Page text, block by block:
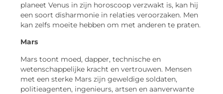
planeet Venus in zijn horoscoop verzwakt is, kan hij
een soort disharmonie in relaties veroorzaken. Men
kan zelfs moeite hebben om met anderen te praten.
Mars
Mars toont moed, dapper, technische en
wetenschappelijke kracht en vertrouwen. Mensen
met een sterke Mars zijn geweldige soldaten,
politieagenten, ingenieurs, artsen en aanverwante